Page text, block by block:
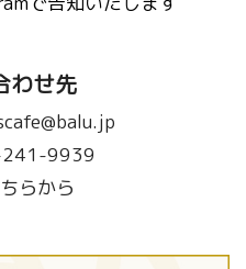
わせ先
9939
らから